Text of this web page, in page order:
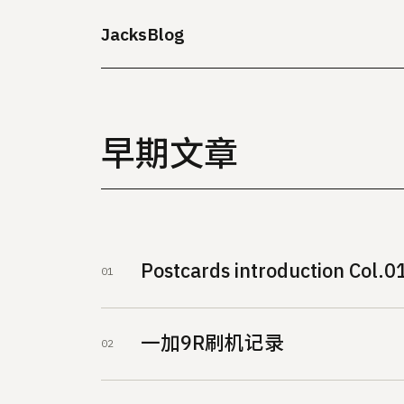
JacksBlog
早期文章
Postcards introduction
一加9R刷机记录